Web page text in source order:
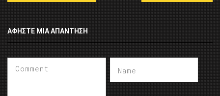
ΑΦΉΣΤΕ ΜΙΑ ΑΠΆΝΤΗΣΗ